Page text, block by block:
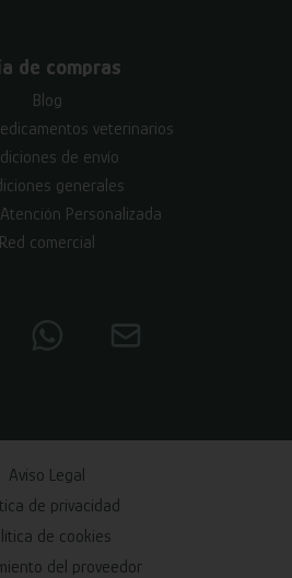
de compras
Blog
veterinarios
de envío
generales
Personalizada
Red comercial
Aviso Legal
de privacidad
de cookies
del proveedor